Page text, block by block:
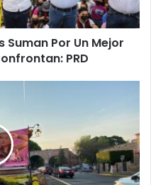
Suman Por Un Mejor
PRD